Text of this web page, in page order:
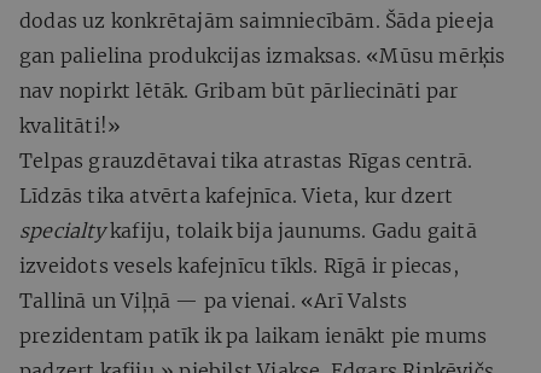
dodas uz konkrētajām saimniecībām. Šāda pieeja
gan palielina produkcijas izmaksas. «Mūsu mērķis
nav nopirkt lētāk. Gribam būt pārliecināti par
kvalitāti!»
Telpas grauzdētavai tika atrastas Rīgas centrā.
Līdzās tika atvērta kafejnīca. Vieta, kur dzert
specialtykafiju, tolaik bija jaunums. Gadu gaitā
izveidots vesels kafejnīcu tīkls. Rīgā ir piecas,
Tallinā un Viļņā — pa vienai. «Arī Valsts
prezidentam patīk ik pa laikam ienākt pie mums